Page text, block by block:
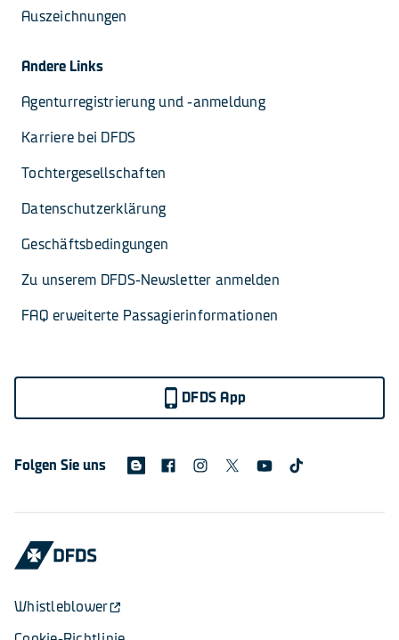
Auszeichnungen
Andere Links
Agenturregistrierung und -anmeldung
Karriere bei DFDS
Tochtergesellschaften
Datenschutzerklärung
Geschäftsbedingungen
Zu unserem DFDS-Newsletter anmelden
FAQ erweiterte Passagierinformationen
DFDS App
Folgen Sie uns
Whistleblower